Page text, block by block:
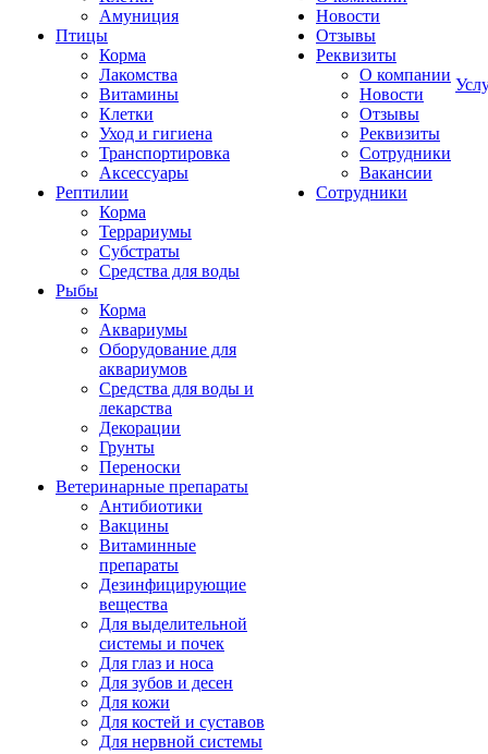
Амуниция
Птицы
Корма
Лакомства
Витамины
Клетки
Уход и гигиена
Транспортировка
Аксессуары
Рептилии
Корма
Террариумы
Субстраты
Средства для воды
Рыбы
Корма
Аквариумы
Оборудование для
аквариумов
Средства для воды и
лекарства
Декорации
Грунты
Переноски
Ветеринарные препараты
Антибиотики
Вакцины
Витаминные
препараты
Дезинфицирующие
вещества
Для выделительной
системы и почек
Для глаз и носа
Для зубов и десен
Для кожи
Для костей и суставов
Для нервной системы
Новости
Отзывы
Реквизиты
О компании
Новости
Отзывы
Реквизиты
Сотрудники
Вакансии
Сотрудники